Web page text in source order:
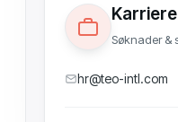
Søknader &
hr@teo-intl.com